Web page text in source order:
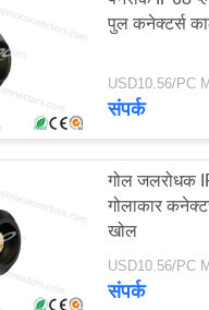
के पुश पुल
पुल कनेक्टर्स
USD10.56/PC
संपर्क
गोल जलरोधक
गोलाकार
खोल
USD10.56/PC
संपर्क